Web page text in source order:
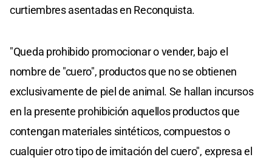
curtiembres asentadas en Reconquista.
"Queda prohibido promocionar o vender, bajo el
nombre de "cuero", productos que no se obtienen
exclusivamente de piel de animal. Se hallan incursos
en la presente prohibición aquellos productos que
contengan materiales sintéticos, compuestos o
cualquier otro tipo de imitación del cuero", expresa el